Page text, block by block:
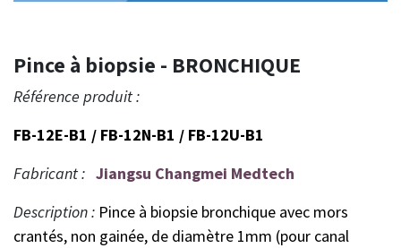
Pince à biopsie - BRONCHIQUE
Référence produit :
FB-12E-B1 / FB-12N-B1 / FB-12U-B1
Fabricant : Jiangsu Changmei Medtech
Description : Pince à biopsie bronchique avec mors
crantés, non gainée, de diamètre 1mm (pour canal